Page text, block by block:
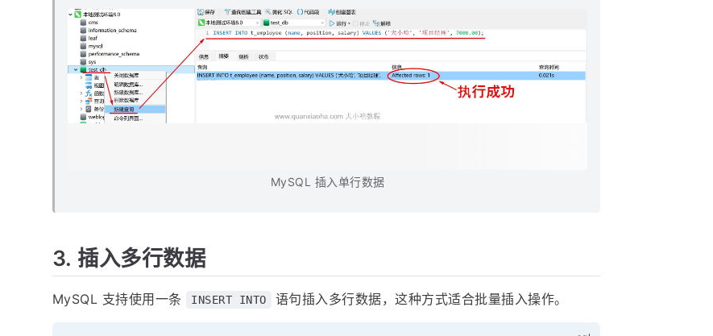
MySQL 插入单行数据
3. 插入多行数据
MySQL 支持使用一条 INSERT INTO 语句插入多行数据，这种方式适合批量插入操作。